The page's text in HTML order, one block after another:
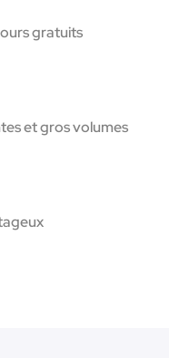
gratuits
et gros volumes